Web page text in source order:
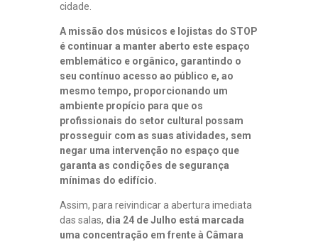
cidade.
A missão dos músicos e lojistas do STOP
é continuar a manter aberto este espaço
emblemático e orgânico, garantindo o
seu contínuo acesso ao público e, ao
mesmo tempo, proporcionando um
ambiente propício para que os
profissionais do setor cultural possam
prosseguir com as suas atividades, sem
negar uma intervenção no espaço que
garanta as condições de segurança
mínimas do edifício.
Assim, para reivindicar a abertura imediata
das salas, dia 24 de Julho está marcada
uma concentração em frente à Câmara